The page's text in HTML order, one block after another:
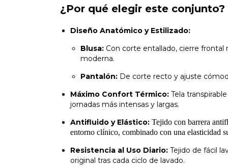
¿Por qué elegir este conjunto?
Diseño Anatómico y Estilizado:
Blusa: Con corte entallado, cierre
moderna.
Pantalón: De corte recto y ajuste
Máximo Confort Térmico: Tela
jornadas más intensas y largas.
Antifluido y Elástico: Tejido con barrera
entorno clínico, combinado con una elasticidad
Resistencia al Uso Diario: Tejido de fácil
original tras cada ciclo de lavado.